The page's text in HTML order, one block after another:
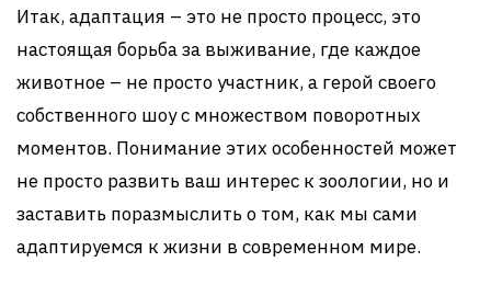
Итак, адаптация – это не просто процесс, это
настоящая борьба за выживание, где каждое
животное – не просто участник, а герой своего
собственного шоу с множеством поворотных
моментов. Понимание этих особенностей может
не просто развить ваш интерес к зоологии, но и
заставить поразмыслить о том, как мы сами
адаптируемся к жизни в современном мире.